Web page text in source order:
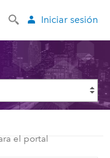
Iniciar sesión
el portal